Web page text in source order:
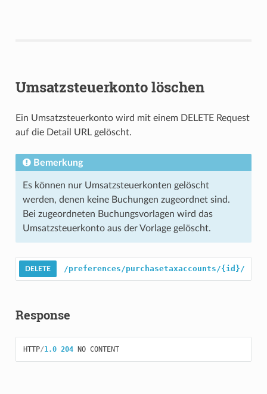
Umsatzsteuerkonto löschen
Ein Umsatzsteuerkonto wird mit einem DELETE Request
auf die Detail URL gelöscht.
Bemerkung
Es können nur Umsatzsteuerkonten gelöscht
werden, denen keine Buchungen zugeordnet sind.
Bei zugeordneten Buchungsvorlagen wird das
Umsatzsteuerkonto aus der Vorlage gelöscht.
/preferences/purchasetaxaccounts/{id}/
Response
HTTP/1.0 204 NO CONTENT